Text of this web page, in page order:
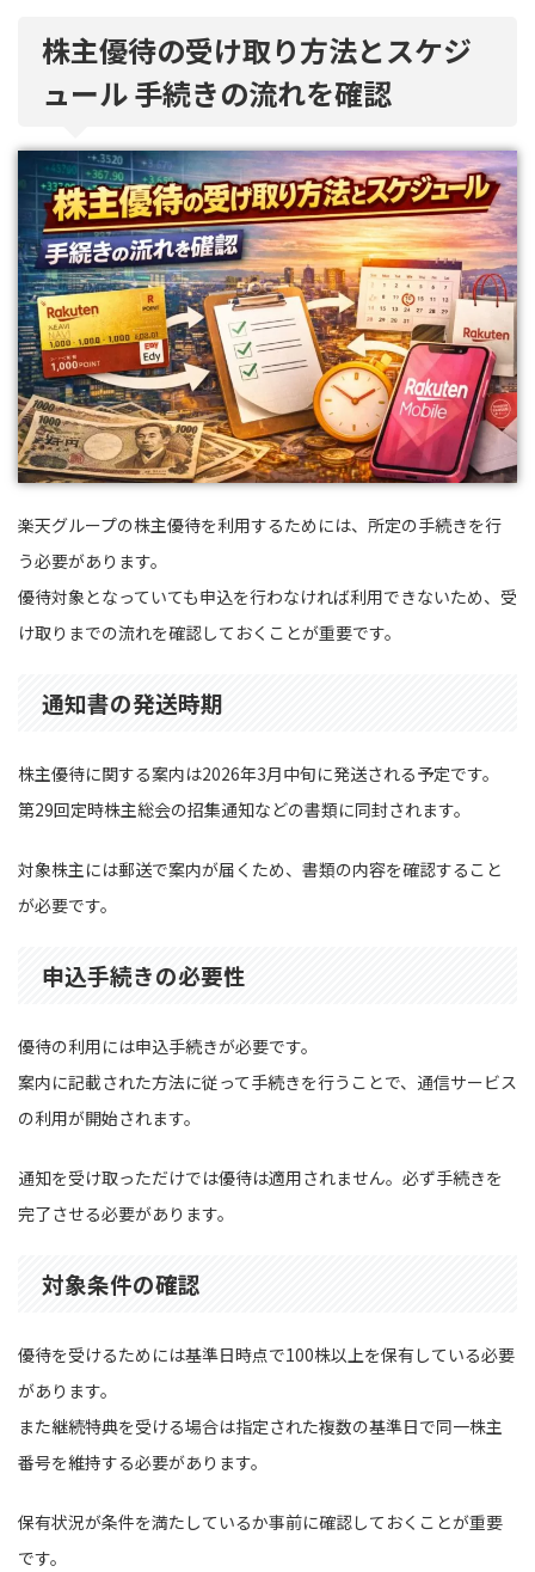
株主優待の受け取り方法とスケジ
ュール 手続きの流れを確認
楽天グループの株主優待を利用するためには、所定の手続きを行
う必要があります。
優待対象となっていても申込を行わなければ利用できないため、受
け取りまでの流れを確認しておくことが重要です。
通知書の発送時期
株主優待に関する案内は2026年3月中旬に発送される予定です。
第29回定時株主総会の招集通知などの書類に同封されます。
対象株主には郵送で案内が届くため、書類の内容を確認すること
が必要です。
申込手続きの必要性
優待の利用には申込手続きが必要です。
案内に記載された方法に従って手続きを行うことで、通信サービス
の利用が開始されます。
通知を受け取っただけでは優待は適用されません。必ず手続きを
完了させる必要があります。
対象条件の確認
優待を受けるためには基準日時点で100株以上を保有している必要
があります。
また継続特典を受ける場合は指定された複数の基準日で同一株主
番号を維持する必要があります。
保有状況が条件を満たしているか事前に確認しておくことが重要
です。